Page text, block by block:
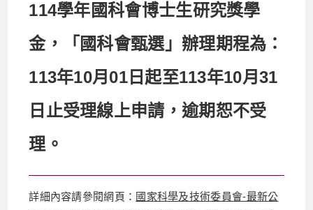
114學年國科會博士生研究獎學
金，「國科會甄選」辦理期程為：
113年10月01日起至113年10月31
日止受理線上申請，逾期恕不受
理。
詳細內容請參閱網頁： 國家科學及技術委員會-最新公